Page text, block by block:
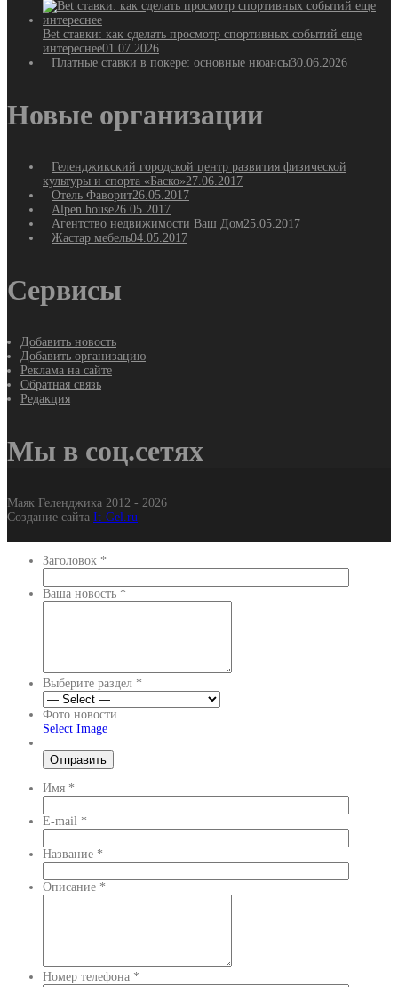
Bet ставки: как сделать просмотр спортивных событий еще
интереснее01.07.2026
Платные ставки в покере: основные нюансы30.06.2026
Новые организации
Геленджикский городской центр развития физической
культуры и спорта «Баско»27.06.2017
Отель Фаворит26.05.2017
Alpen house26.05.2017
Агентство недвижимости Ваш Дом25.05.2017
Жастар мебель04.05.2017
Сервисы
Добавить новость
Добавить организацию
Реклама на сайте
Обратная связь
Редакция
Мы в соц.сетях
Маяк Геленджика 2012 - 2026
Создание сайта It-Gel.ru
Заголовок *
Ваша новость *
Выберите раздел *
Фото новости
Select Image
Имя *
E-mail *
Название *
Описание *
Номер телефона *